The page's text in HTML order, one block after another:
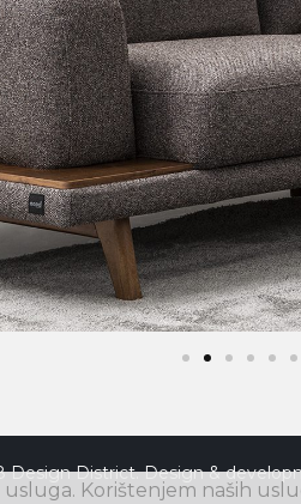
Design District. Design &
Korištenjem naših